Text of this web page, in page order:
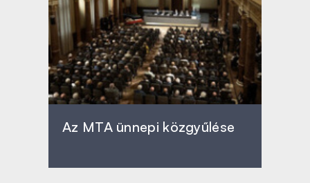
Az MTA ünnepi közgyűlése